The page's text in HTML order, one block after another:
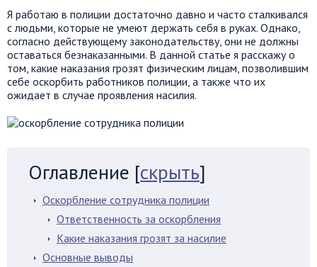
Я работаю в полиции достаточно давно и часто сталкивался
с людьми, которые не умеют держать себя в руках. Однако,
согласно действующему законодательству, они не должны
оставаться безнаказанными. В данной статье я расскажу о
том, какие наказания грозят физическим лицам, позволившим
себе оскорбить работников полиции, а также что их
ожидает в случае проявления насилия.
Оглавление [скрыть]
Оскорбление сотрудника полиции
Ответственность за оскорбления
Какие наказания грозят за насилие
Основные выводы